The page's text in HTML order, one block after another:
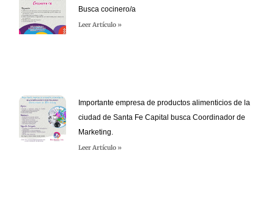
Busca cocinero/a
Leer Artículo »
Importante empresa de productos alimenticios de la
ciudad de Santa Fe Capital busca Coordinador de
Marketing.
Leer Artículo »